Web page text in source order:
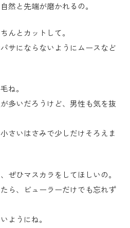
然と先端が磨かれるの。
んとカットして。
サにならないようにムースなど
ね。
多いだろうけど、男性も気を抜
さいはさみで少しだけそろえま
ぜひマスカラをしてほしいの。
ら、ビューラーだけでも忘れず
ようにね。